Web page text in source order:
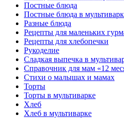
Постные блюда
Постные блюда в
Разные блюда
Рецепты для маленьких
Рецепты для хлебопечки
Рукоделие
Сладкая выпечка в
Справочник для мам «12
Стихи о малышах и мамах
Торты
Торты в мультиварке
Хлеб
Хлеб в мультиварке